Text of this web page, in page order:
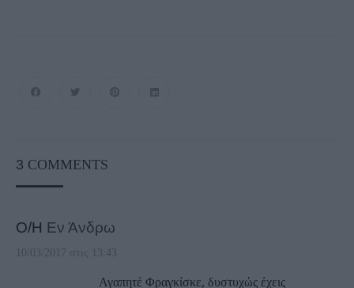
3 COMMENTS
Ο/Η Εν Άνδρω
10/03/2017 στις 13:43
Αγαπητέ Φραγκίσκε, δυστυχώς έχεις